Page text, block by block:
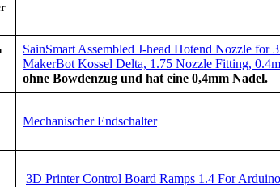
SainSmart Assembled J-head Hotend Nozzle for
MakerBot Kossel Delta, 1.75 Nozzle Fitting,
ohne Bowdenzug und hat eine 0,4mm Nadel.
Mechanischer Endschalter
3D Printer Control Board Ramps 1.4 For